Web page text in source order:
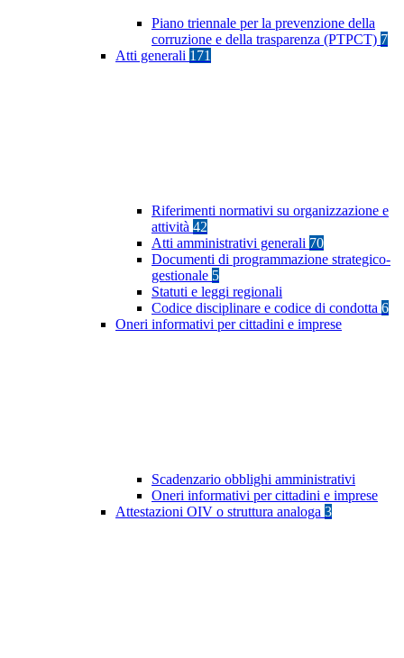
Piano triennale per la prevenzione della
corruzione e della trasparenza (PTPCT) 7
Atti generali 171
Riferimenti normativi su organizzazione e
attività 42
Atti amministrativi generali 70
Documenti di programmazione strategico-
gestionale 5
Statuti e leggi regionali
Codice disciplinare e codice di condotta 6
Oneri informativi per cittadini e imprese
Scadenzario obblighi amministrativi
Oneri informativi per cittadini e imprese
Attestazioni OIV o struttura analoga 3